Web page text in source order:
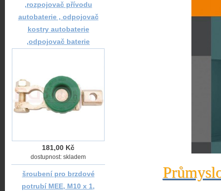
,rozpojovač přívodu
autobaterie , odpojovač
kostry autobaterie
,odpojovač baterie
181,00 Kč
dostupnost: skladem
šroubení pro brzdové
potrubí MEE, M10 x 1,